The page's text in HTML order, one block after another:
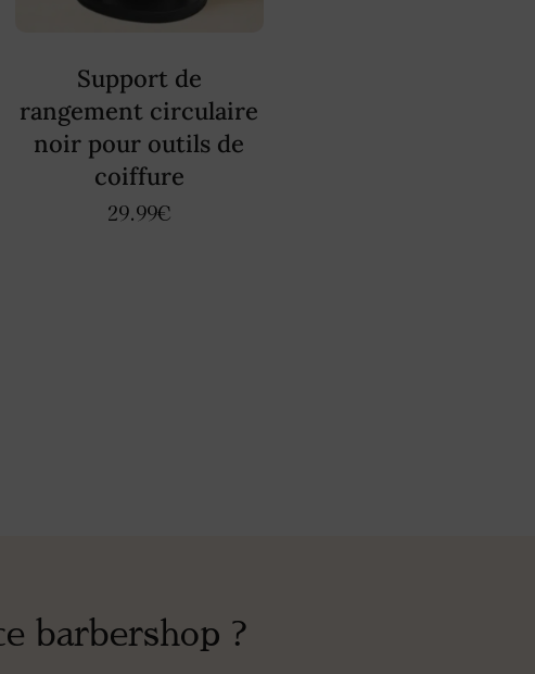
Support de
rangement circulaire
noir pour outils de
coiffure
29.99€
barbershop ?